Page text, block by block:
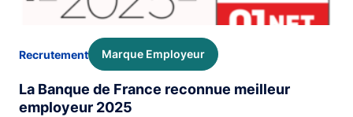
Recrutement Marque Employeur
La Banque de France reconnue meilleur
employeur 2025